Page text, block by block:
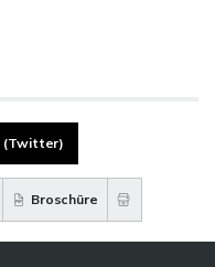
(Twitter)
Broschüre